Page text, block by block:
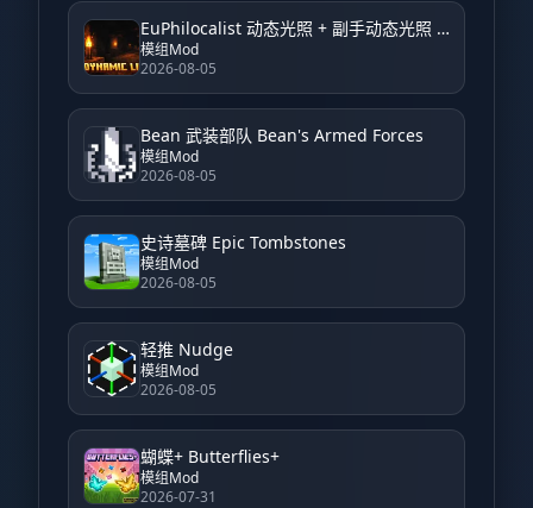
EuPhilocalist 动态光照 + 副手动态光照 EuPhilocalist Dynamic Light + Offhand Dynamic Light
模组Mod
2026-08-05
Bean 武装部队 Bean's Armed Forces
模组Mod
2026-08-05
史诗墓碑 Epic Tombstones
模组Mod
2026-08-05
轻推 Nudge
模组Mod
2026-08-05
蝴蝶+ Butterflies+
模组Mod
2026-07-31